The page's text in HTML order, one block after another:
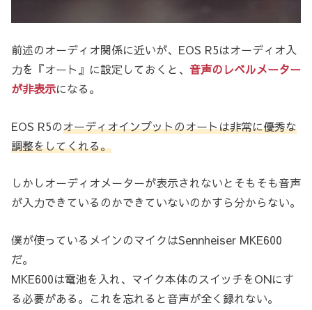
前述のオーディオ関係に近いが、EOS R5はオーディオ入
力を『オート』に設定しておくと、 音声のレベルメーター
が非表示になる。
EOS R5のオーディオインプットのオートは非常に優秀な
調整をしてくれる。
しかしオーディオメーターが表示されないとそもそも音声
が入力できているのかできていないのかすら分からない。
僕が使っているメインのマイクはSennheiser MKE600
だ。
MKE600は電池を入れ、マイク本体のスイッチをONにす
る必要がある。これを忘れると音声が全く録れない。